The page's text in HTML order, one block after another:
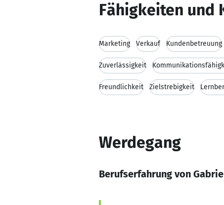
Fähigkeiten und
Marketing Verkauf Kundenbetreuung
Zuverlässigkeit
Freundlichkeit Zielstrebigkeit
Werdegang
Berufserfahrung von